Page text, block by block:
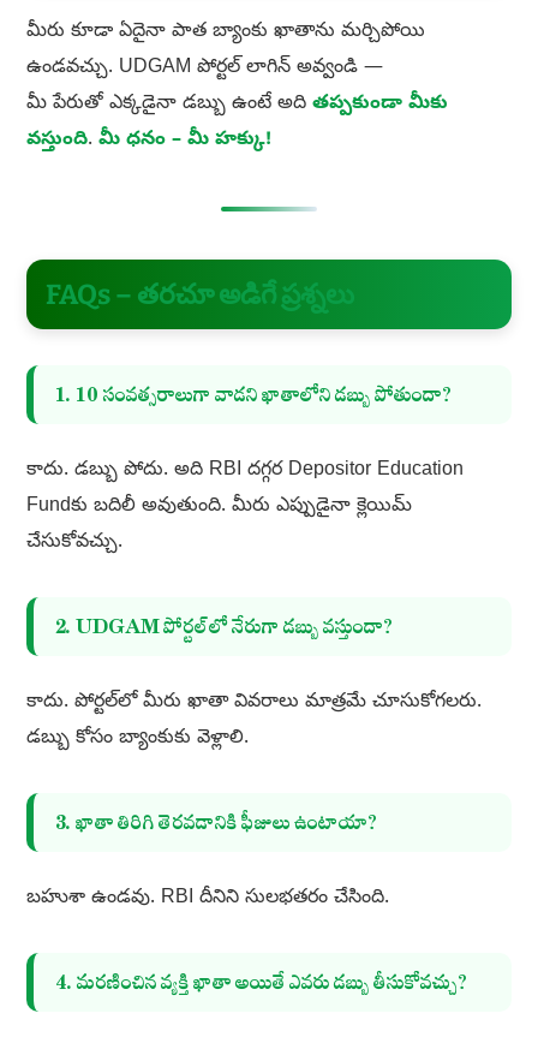
మీరు కూడా ఏదైనా పాత బ్యాంకు ఖాతాను మర్చిపోయి
ఉండవచ్చు. UDGAM పోర్టల్ లాగిన్ అవ్వండి —
మీ పేరుతో ఎక్కడైనా డబ్బు ఉంటే అది తప్పకుండా మీకు
వస్తుంది. మీ ధనం – మీ హక్కు!
FAQs – తరచూ అడిగే ప్రశ్నలు
1. 10 సంవత్సరాలుగా వాడని ఖాతాలోని డబ్బు పోతుందా?
కాదు. డబ్బు పోదు. అది RBI దగ్గర Depositor Education
Fundకు బదిలీ అవుతుంది. మీరు ఎప్పుడైనా క్లెయిమ్
చేసుకోవచ్చు.
2. UDGAM పోర్టల్‌లో నేరుగా డబ్బు వస్తుందా?
కాదు. పోర్టల్‌లో మీరు ఖాతా వివరాలు మాత్రమే చూసుకోగలరు.
డబ్బు కోసం బ్యాంకుకు వెళ్లాలి.
3. ఖాతా తిరిగి తెరవడానికి ఫీజులు ఉంటాయా?
బహుశా ఉండవు. RBI దీనిని సులభతరం చేసింది.
4. మరణించిన వ్యక్తి ఖాతా అయితే ఎవరు డబ్బు తీసుకోవచ్చు?